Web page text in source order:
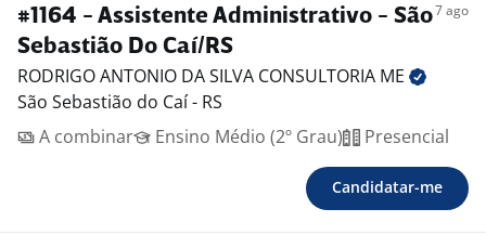
#1164 - Assistente Administrativo - São
Sebastião Do Caí/RS
7 ago
RODRIGO ANTONIO DA SILVA CONSULTORIA ME
São Sebastião do Caí - RS
A combinar
Ensino Médio (2º Grau) Presencial
Candidatar-me